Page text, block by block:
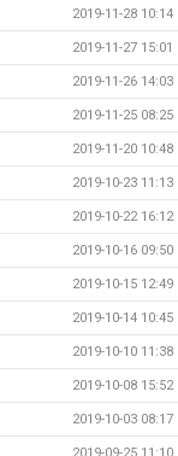
2019-11-28 10:14
2019-11-27 15:01
2019-11-26 14:03
2019-11-25 08:25
2019-11-20 10:48
2019-10-23 11:13
2019-10-22 16:12
2019-10-16 09:50
2019-10-15 12:49
2019-10-14 10:45
2019-10-10 11:38
2019-10-08 15:52
2019-10-03 08:17